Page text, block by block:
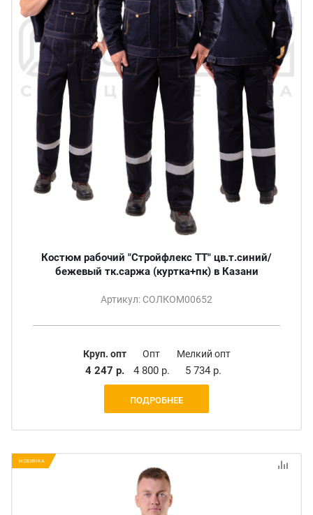
Костюм рабочий "Стройфлекс ТТ" цв.т.синий/
бежевый тк.саржа (куртка+пк) в Казани
Артикул: СОЛКОМ00652
Круп. опт
4 247 р.
Опт
4 800 р.
Мелкий опт
5 734 р.
ПОДРОБНЕЕ
НОВИНКА